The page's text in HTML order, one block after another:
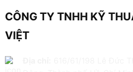
CÔNG TY TNHH KỸ
VIỆT